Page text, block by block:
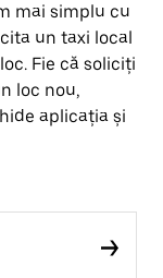
mai simplu cu
un taxi local
Fie că soliciți
loc nou,
aplicația și